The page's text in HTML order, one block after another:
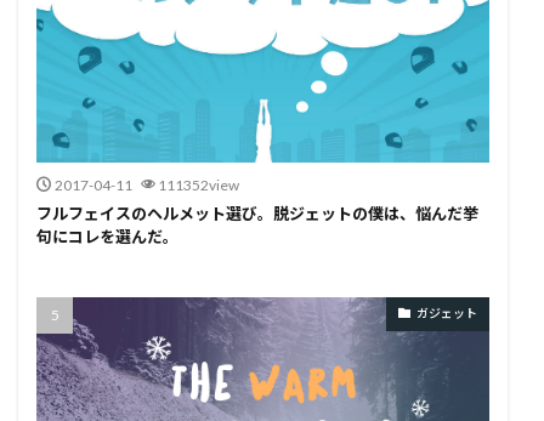
2017-04-11 111352view
フルフェイスのヘルメット選び。脱ジェットの僕は、悩んだ挙
句にコレを選んだ。
ガジェット